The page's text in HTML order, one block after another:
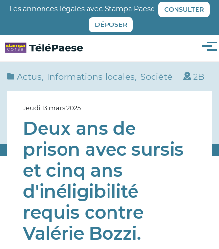
Aller
principal
Les annonces légales avec Stampa Paese CONSULTER
DÉPOSER
Actus Informations locales Société 2B
Jeudi 13 mars 2025
Deux ans de
prison avec sursis
et cinq ans
d'inéligibilité
requis contre
Valérie Bozzi.